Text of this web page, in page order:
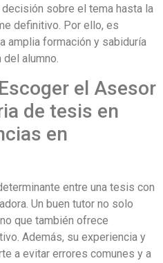
sobre el tema hasta la
definitivo. Por ello, es
amplia formación y sabiduría
alumno.
el Asesor
de tesis en
en
entre una tesis con
Un buen tutor no solo
que también ofrece
Además, su experiencia y
a evitar errores comunes y a